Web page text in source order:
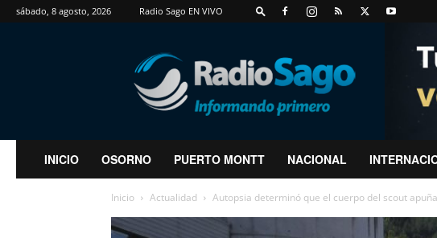
sábado, 8 agosto, 2026 Radio Sago EN VIVO
RadioSago
INICIO OSORNO PUERTO MONTT NACIONAL
Inicio Actualidad Autopsia determinó que el cuerpo del scout